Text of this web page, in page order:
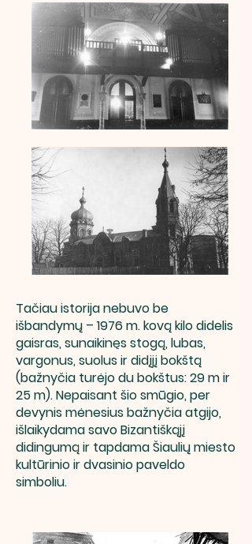
Tačiau istorija nebuvo be
išbandymų – 1976 m. kovą kilo didelis
gaisras, sunaikinęs stogą, lubas,
vargonus, suolus ir didįjį bokštą
(bažnyčia turėjo du bokštus: 29 m ir
25 m). Nepaisant šio smūgio, per
devynis mėnesius bažnyčia atgijo,
išlaikydama savo Bizantiškąjį
didingumą ir tapdama Šiaulių miesto
kultūrinio ir dvasinio paveldo
simboliu.